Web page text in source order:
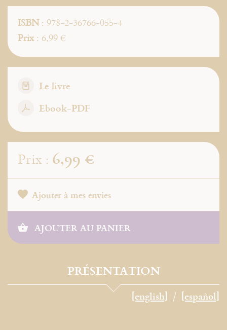
ISBN: 978-2-36766-055-4
Prix: 6,99 €
Le livre
Ebook-PDF
Prix : 6,99 €
Ajouter à mes envies
AJOUTER AU PANIER
PRÉSENTATION
[english] [español]